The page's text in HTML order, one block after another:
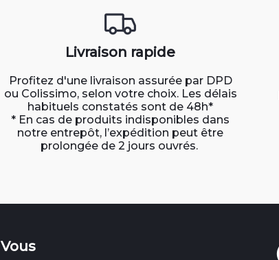
Livraison rapide
Profitez d'une livraison assurée par DPD
ou Colissimo, selon votre choix. Les délais
habituels constatés sont de 48h*
* En cas de produits indisponibles dans
notre entrepôt, l’expédition peut être
prolongée de 2 jours ouvrés.
Vous